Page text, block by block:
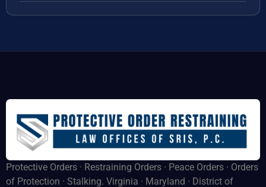
Protective Orders · Restraining Orders · Peace Orders · Orders
of Protection · Stalking. Virginia · Maryland · District of